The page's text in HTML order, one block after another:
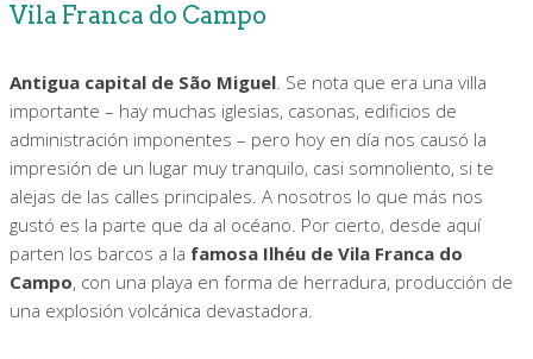
Vila Franca do Campo
Antigua capital de São Miguel . Se nota que era una villa
importante – hay muchas iglesias, casonas, edificios de
administración imponentes – pero hoy en día nos causó la
impresión de un lugar muy tranquilo, casi somnoliento, si te
alejas de las calles principales. A nosotros lo que más nos
gustó es la parte que da al océano. Por cierto, desde aquí
parten los barcos a la famosa Ilhéu de Vila Franca do
Campo, con una playa en forma de herradura, producción de
una explosión volcánica devastadora.